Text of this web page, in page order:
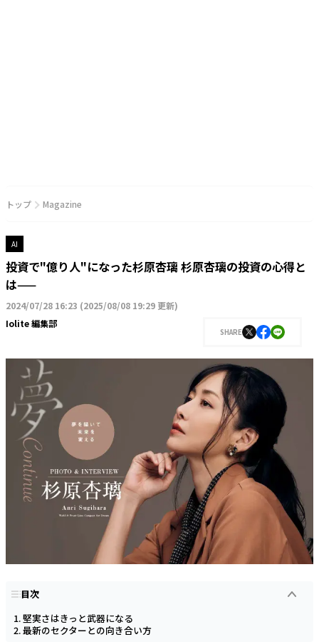
トップ Magazine
AI
投資で"億り人"になった杉原杏璃 杉原杏璃の投資の心得と
は——
2024/07/28 16:23 (2025/08/08 19:29 更新)
Iolite 編集部
SHARE
目次
堅実さはきっと武器になる
最新のセクターとの向き合い方